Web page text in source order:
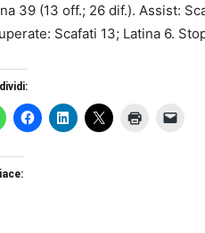
39 (13 off.; 26 dif.). Assist:
Scafati 13; Latina 6.